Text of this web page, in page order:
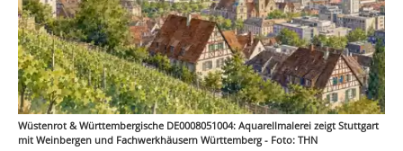
Wüstenrot & Württembergische DE0008051004: Aquarellmalerei zeigt Stuttgart
mit Weinbergen und Fachwerkhäusern Württemberg - Foto: THN